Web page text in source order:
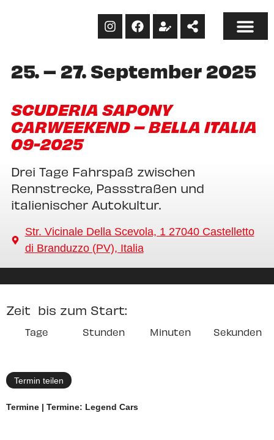
25. – 27. September 2025
SCUDERIA SAPONY
CARWEEKEND – BELLA ITALIA
09-2025
Drei Tage Fahrspaß zwischen
Rennstrecke, Passstraßen und
italienischer Autokultur.
Str. Vicinale Della Scevola, 1 27040 Castelletto
di Branduzzo (PV), Italia
Zeit bis zum Start:
Tage Stunden Minuten Sekunden
Termine | Termine: Legend Cars
Termin teilen